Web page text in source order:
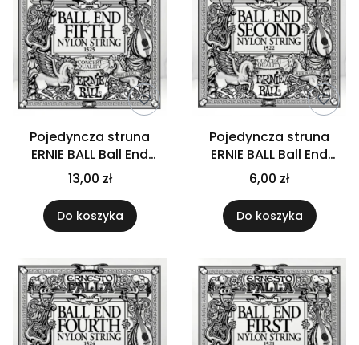
Pojedyncza struna
ERNIE BALL Ball End
Black A5
13,00 zł
Do koszyka
Pojedyncza struna
ERNIE BALL Ball End
Black B2
6,00 zł
Do koszyka